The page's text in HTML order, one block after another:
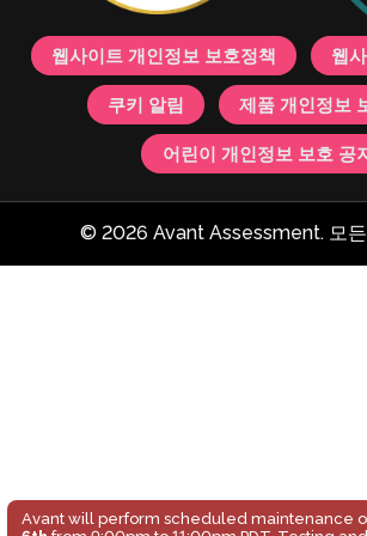
웹사이트 개인정보 보호정책 웹
쿠키 알림 제품 개인정보
어린이 개인정보 보호 공
© 2026 Avant Assessment. 모든
Avant will perform scheduled maintenance